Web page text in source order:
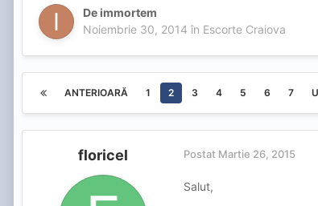
Deimmortem
Noiembrie 30, 2014 în Escorte Craiova
ANTERIOARĂ 1 2 3 4 5 6 7
floricel Postat Martie 26, 2015
Salut,